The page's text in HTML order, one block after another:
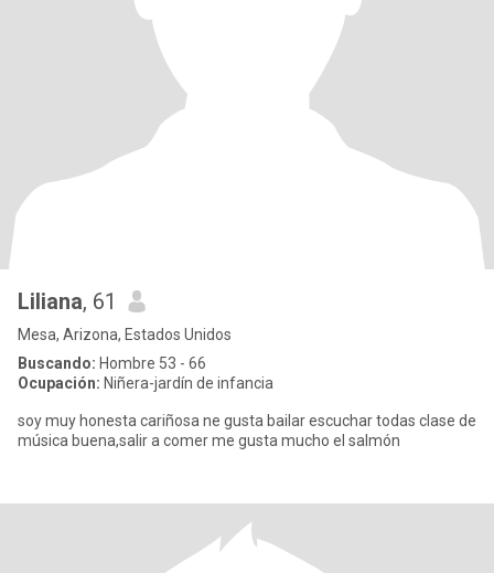
Liliana, 61
Mesa, Arizona, Estados Unidos
Buscando: Hombre 53 - 66
Ocupación: Niñera-jardín de infancia
soy muy honesta cariñosa ne gusta bailar escuchar todas clase de
música buena,salir a comer me gusta mucho el salmón